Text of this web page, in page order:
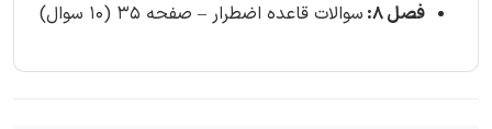
فصل 8:
سوالات قاعده اضطرار – صفحه 35 (10 سوال)